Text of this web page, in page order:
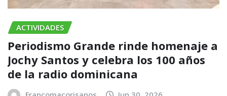
ACTIVIDADES
Periodismo Grande rinde homenaje a
Jochy Santos y celebra los 100 años
de la radio dominicana